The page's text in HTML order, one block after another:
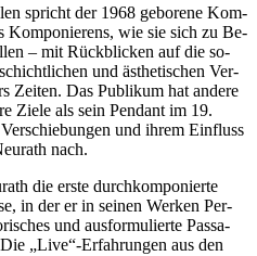
spricht der 1968 ge­bo­re­ne Kom­
Kom­po­nie­rens, wie sie sich zu Be­
– mit Rück­bli­cken auf die so­
und äs­the­ti­schen Ver­
Zei­ten. Das Pu­bli­kum hat an­de­re
Zie­le als sein Pen­dant im 19.
und ih­rem Ein­fluss
nach.
die ers­te durch­kom­po­nier­te
in der er in sei­nen Wer­ken Per­
und aus­for­mu­lier­te Pas­sa­
„Live“-Erfahrungen aus den